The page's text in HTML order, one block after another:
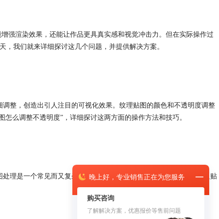
晚上好， 专业销售正在为您服务
购买咨询
了解解决方案，优惠报价等售前问题
强渲染效果，还能让作品更具真实感和视觉冲击力。但在实际操作过
我们就来详细探讨这几个问题，并提供解决方案。
整，创造出引人注目的可视化效果。纹理贴图的颜色和不透明度调整
怎么调整不透明度”，详细探讨这两方面的操作方法和技巧。
理是一个常见而又复杂的问题。本文将深入探讨Keyshot贴图怎么只贴